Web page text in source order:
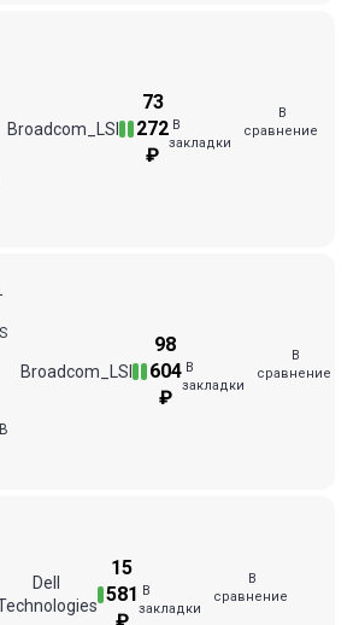
Broadcom_LSI
73
272
₽
В
закладки
В
сравнение
Broadcom_LSI
98
604
₽
В
закладки
В
сравнение
Dell
15
581 В
закладки
В
сравнение